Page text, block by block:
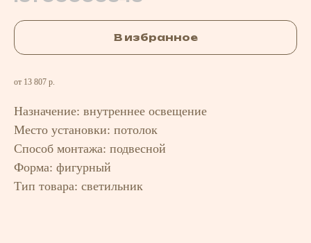
В избранное
от 13 807 р.
Назначение: внутреннее освещение
Место установки: потолок
Способ монтажа: подвесной
Форма: фигурный
Тип товара: светильник